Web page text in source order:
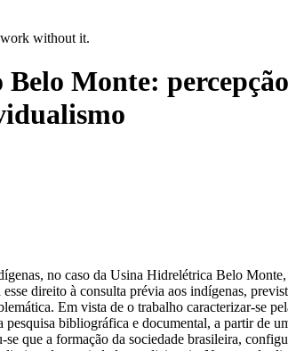
work without it.
Monte:
no caso da Usina Hidrelétrica Belo
direito à consulta prévia aos indígenas,
Em vista de o trabalho caracterizar-se
bibliográfica e documental, a partir de
se que a formação da sociedade brasileira,